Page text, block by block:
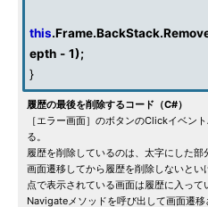
this.Frame.BackStack.
epth - 1);
}
履歴の最後を削除するコード（C#）
［エラー画面］のボタンのClickイベン
る。
履歴を削除しているのは、太字にした部
画面遷移してから履歴を削除しないと
点で表示されている画面は履歴に入っ
Navigateメソッドを呼び出して画面遷